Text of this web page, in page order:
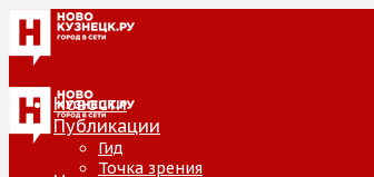
Новости
Публикации
Гид
Точка зрения